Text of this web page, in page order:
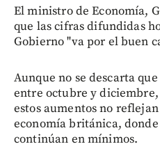
El ministro de Economía,
que las cifras difundidas
Gobierno "va por el buen
Aunque no se descarta
entre octubre y diciembre,
estos aumentos no
economía británica,
continúan en mínimos.